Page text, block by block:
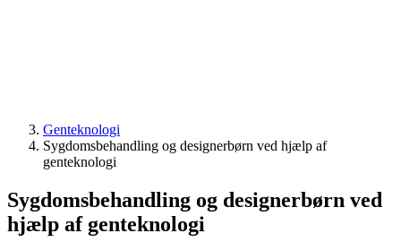
Genteknologi
Sygdomsbehandling og designerbørn ved hjælp af
genteknologi
Sygdomsbehandling og designerbørn ved
hjælp af genteknologi